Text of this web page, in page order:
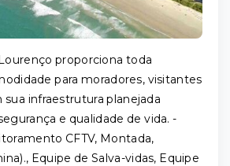
proporciona toda
para moradores, visitantes
sua infraestrutura planejada
e qualidade de vida. -
CFTV, Montada,
Equipe de Salva-vidas, Equipe